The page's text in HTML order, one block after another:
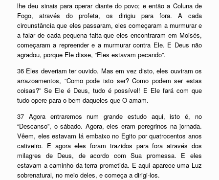
lhe deu sinais para operar diante do povo; e então a Coluna de
Fogo, através do profeta, os dirigiu para fora. A cada
circunstância que eles passaram, eles começaram a murmurar e
a falar de cada pequena falta que eles encontraram em Moisés,
começaram a repreender e a murmurar contra Ele. E Deus não
agradou, porque Ele disse, “Eles estavam pecando”.
36 Eles deveriam ter ouvido. Mas em vez disto, eles ouviram os
arrazoamentos, “Como pode isto ser? Como podem ser estas
coisas?” Se Ele é Deus, tudo é possível! E Ele fará com que
tudo opere para o bem daqueles que O amam.
37 Agora entraremos num grande estudo aqui, isto é, no
“Descanso”, o sábado. Agora, eles eram peregrinos na jornada.
Vêem, eles estavam lá embaixo no Egito por quatrocentos anos
cativeiro. E agora eles foram trazidos para fora através dos
milagres de Deus, de acordo com Sua promessa. E eles
estavam a caminho da terra prometida. E aqui aparece uma Luz
sobrenatural, no meio deles, e começa a dirigi-los.